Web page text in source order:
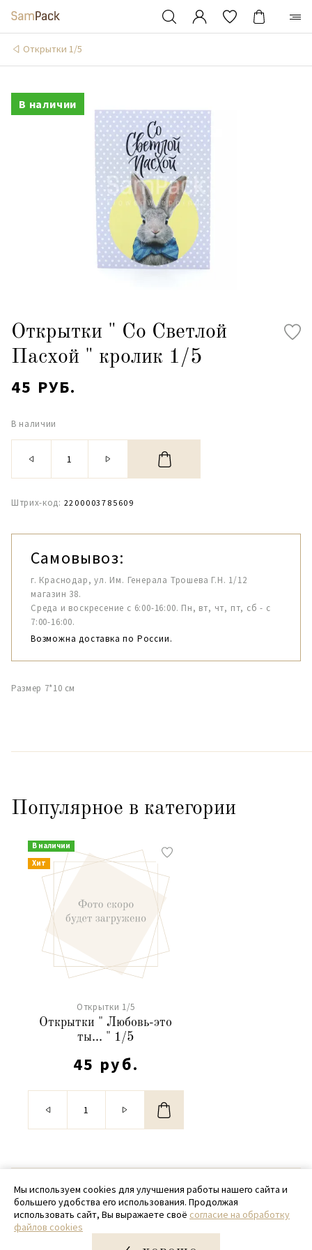
Открытки 1/5
В наличии
Открытки " Со Светлой
Пасхой " кролик 1/5
45 РУБ.
В наличии
Штрих-код: 2200003785609
Самовывоз:
г. Краснодар, ул. Им. Генерала Трошева Г.Н. 1/12
магазин 38.
Среда и воскресение с 6:00-16:00. Пн, вт, чт, пт, сб - с
7:00-16:00.
Возможна доставка по России.
Размер 7*10 см
Популярное в категории
В наличии
Хит
Открытки 1/5
Открытки " Любовь-это
ты... " 1/5
45 руб.
© 2020 - 2026 SamPack
+ 7 (918) 699-97-87
zakaz@sampack.store
Мы используем cookies для улучшения работы нашего сайта и
большего удобства его использования. Продолжая
использовать сайт, Вы выражаете своё согласие на обработку
файлов cookies